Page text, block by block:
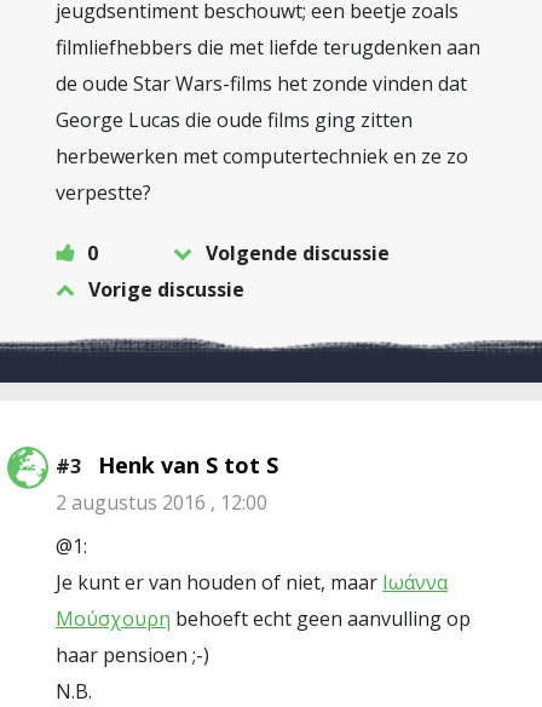
jeugdsentiment beschouwt; een beetje zoals
filmliefhebbers die met liefde terugdenken aan
de oude Star Wars-films het zonde vinden dat
George Lucas die oude films ging zitten
herbewerken met computertechniek en ze zo
verpestte?
0
Volgende discussie
Vorige discussie
#3 Henk van S tot S
2 augustus 2016 , 12:00
@1:
Je kunt er van houden of niet, maar Ιωάννα
Μούσχουρη behoeft echt geen aanvulling op
haar pensioen ;-)
N.B.